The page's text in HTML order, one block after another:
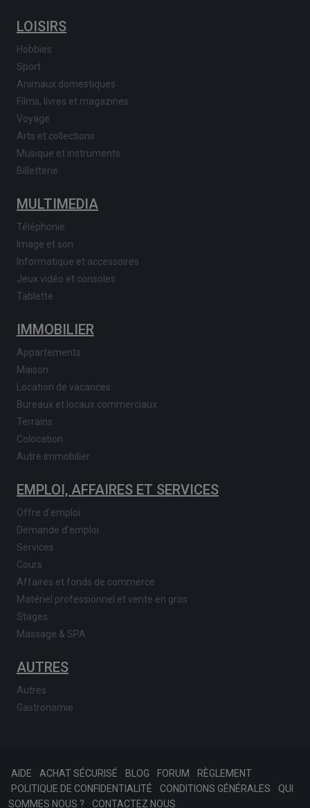
LOISIRS
Hobbies
Sport
Animaux domestiques
Films, livres et magazines
Voyage
Arts et collections
Musique et instruments
Billetterie
MULTIMEDIA
Téléphonie
Image et son
Informatique et accessoires
Jeux vidéo et consoles
Tablette
IMMOBILIER
Appartements
Maison
Location de vacances
Bureaux et locaux commerciaux
Terrains
Colocation
Autre immobilier
EMPLOI, AFFAIRES ET SERVICES
Offre d'emploi
Demande d'emploi
Services
Cours
Affaires et fonds de commerce
Matériel professionnel et vente en gros
Stages
Massage & SPA
AUTRES
Autres
Gastronomie
AIDE ACHAT SÉCURISÉ BLOG FORUM
RÈGLEMENT
POLITIQUE DE CONFIDENTIALITÉ
CONDITIONS GÉNÉRALES
QUI
SOMMES NOUS ?
CONTACTEZ NOUS